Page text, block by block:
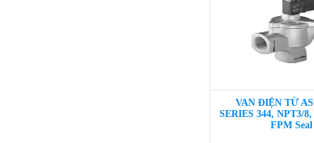
VAN ĐIỆN TỪ
SERIES 344, NPT3/8,
FPM Seal